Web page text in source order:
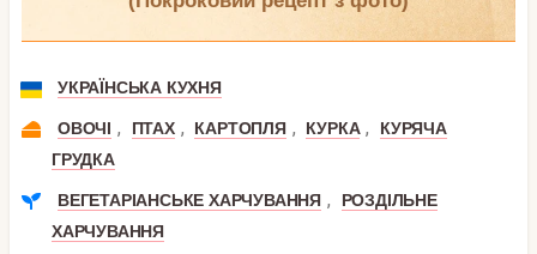
УКРАЇНСЬКА КУХНЯ
ОВОЧІ , ПТАХ , КАРТОПЛЯ , КУРКА ,
КУРЯЧА
ГРУДКА
ВЕГЕТАРІАНСЬКЕ ХАРЧУВАННЯ ,
РОЗДІЛЬНЕ
ХАРЧУВАННЯ